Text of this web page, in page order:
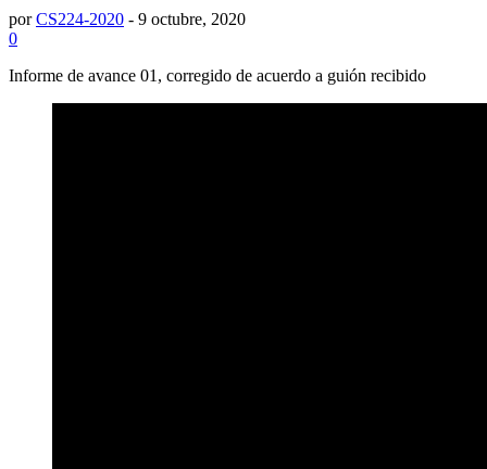
porCS224-2020 - 9 octubre, 2020
0
Informe de avance 01, corregido de acuerdo a guión recibido